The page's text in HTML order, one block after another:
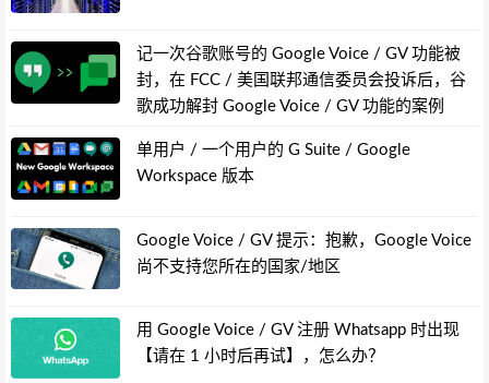
记一次谷歌账号的 Google Voice / GV 功能被
封，在 FCC / 美国联邦通信委员会投诉后，谷
歌成功解封 Google Voice / GV 功能的案例
单用户 / 一个用户的 G Suite / Google
Workspace 版本
Google Voice / GV 提示：抱歉，Google Voice
尚不支持您所在的国家/地区
用 Google Voice / GV 注册 Whatsapp 时出现
【请在 1 小时后再试】，怎么办？